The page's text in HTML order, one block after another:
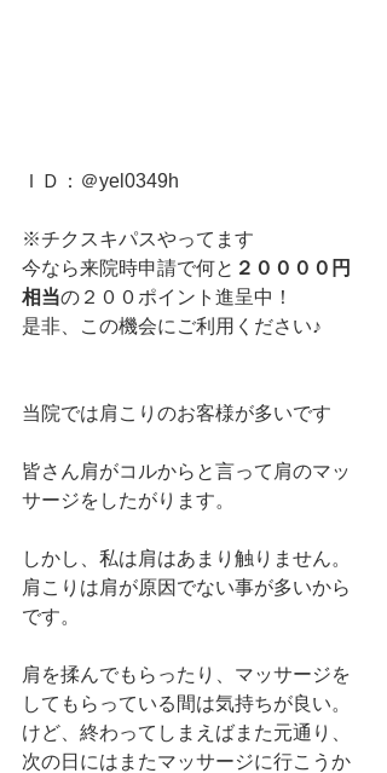
ＩＤ：＠yel0349h
※チクスキパスやってます
今なら来院時申請で何と ２００００円
相当の２００ポイント進呈中！
是非、この機会にご利用ください♪
当院では肩こりのお客様が多いです
皆さん肩がコルからと言って肩のマッ
サージをしたがります。
しかし、私は肩はあまり触りません。
肩こりは肩が原因でない事が多いから
です。
肩を揉んでもらったり、マッサージを
してもらっている間は気持ちが良い。
けど、終わってしまえばまた元通り、
次の日にはまたマッサージに行こうか